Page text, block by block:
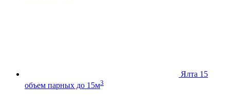
Ялта 15
объем парных до 15м3